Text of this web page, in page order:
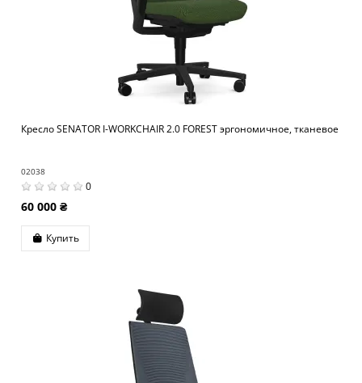
Кресло SENATOR I-WORKCHAIR 2.0 FOREST эргономичное, тканевое
02038
0
60 000 ₴
Купить